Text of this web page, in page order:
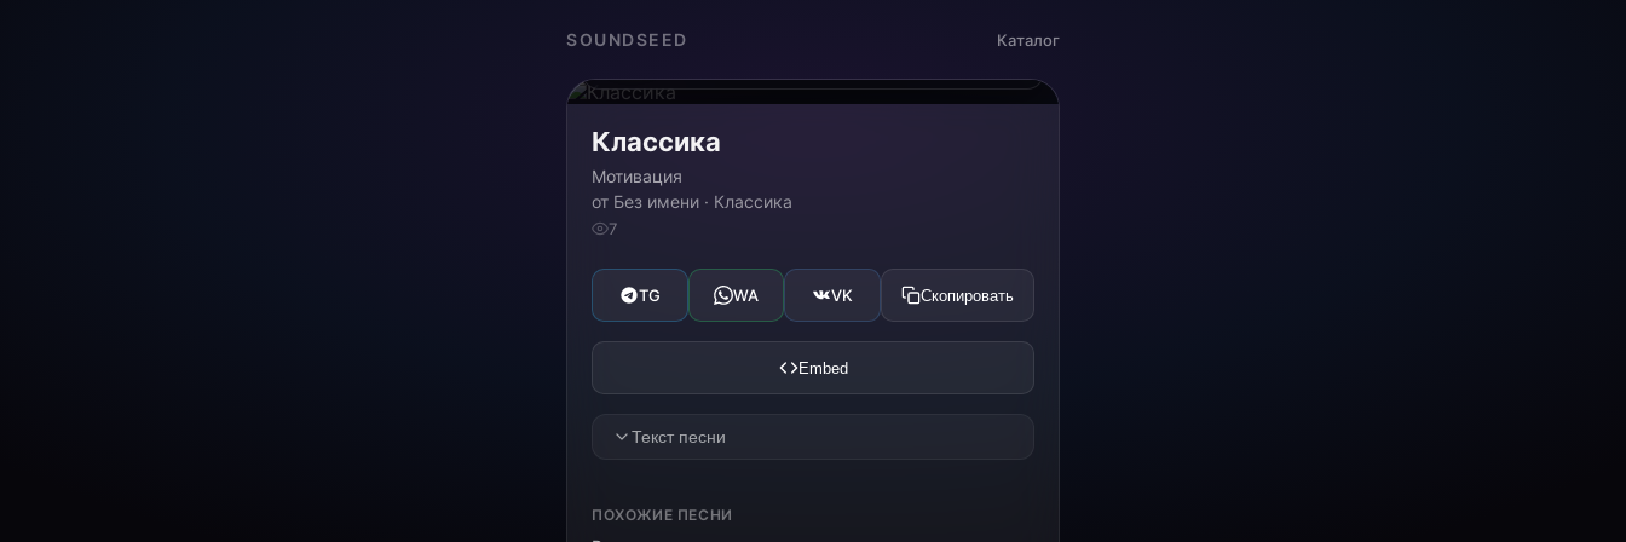
SOUNDSEED Каталог
Классика
Мотивация
от Без имени · Классика
7
TG WA VK Скопировать
Embed
Текст песни
dia
ПОХОЖИЕ ПЕСНИ